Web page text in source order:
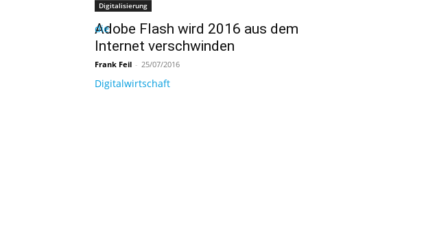
Digitalisierung
Adobe Flash wird 2016 aus dem
Internet verschwinden
Frank Feil - 25/07/2016